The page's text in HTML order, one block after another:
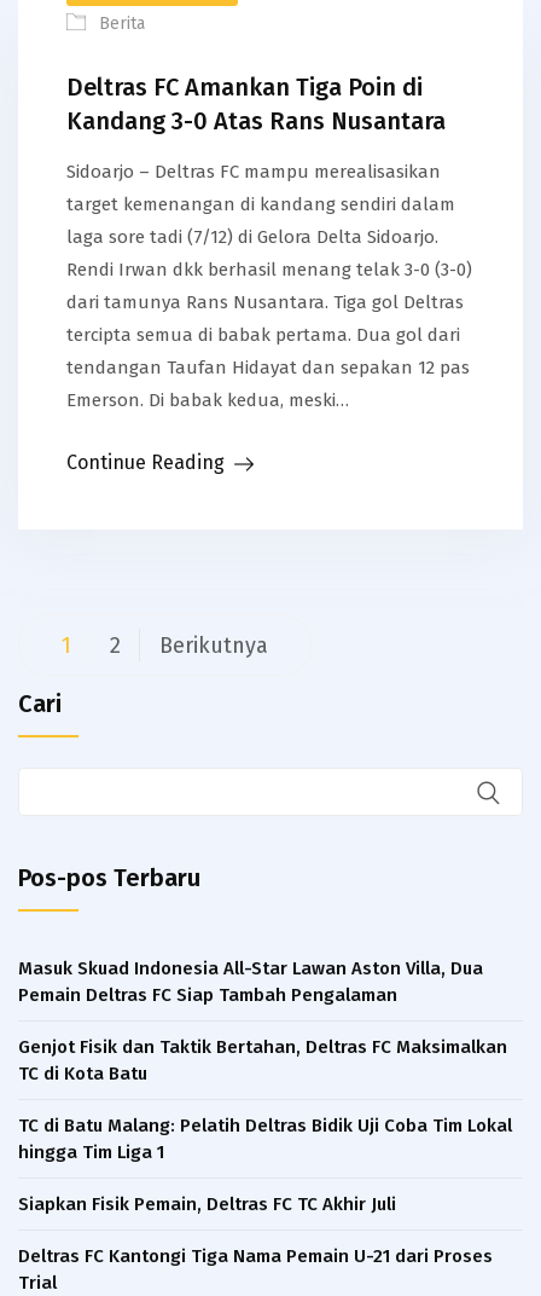
Berita
Deltras FC Amankan Tiga Poin di
Kandang 3-0 Atas Rans Nusantara
Sidoarjo – Deltras FC mampu merealisasikan
target kemenangan di kandang sendiri dalam
laga sore tadi (7/12) di Gelora Delta Sidoarjo.
Rendi Irwan dkk berhasil menang telak 3-0 (3-0)
dari tamunya Rans Nusantara. Tiga gol Deltras
tercipta semua di babak pertama. Dua gol dari
tendangan Taufan Hidayat dan sepakan 12 pas
Emerson. Di babak kedua, meski…
Continue Reading
Paginasi
1 2 Berikutnya
Cari
Pos-pos Terbaru
Masuk Skuad Indonesia All-Star Lawan Aston Villa, Dua
Pemain Deltras FC Siap Tambah Pengalaman​
Genjot Fisik dan Taktik Bertahan, Deltras FC Maksimalkan
TC di Kota Batu
TC di Batu Malang: Pelatih Deltras Bidik Uji Coba Tim Lokal
hingga Tim Liga 1
Siapkan Fisik Pemain, Deltras FC TC Akhir Juli
Deltras FC Kantongi Tiga Nama Pemain U-21 dari Proses
Trial ​